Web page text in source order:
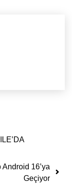
Android 16’ya
Geçiyor